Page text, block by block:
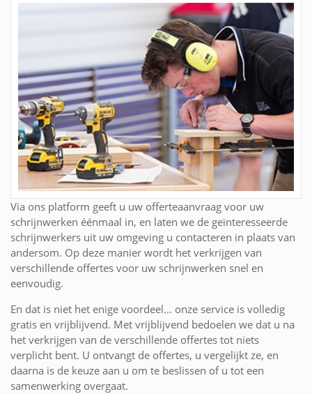
Via ons platform geeft u uw offerteaanvraag voor uw
schrijnwerken éénmaal in, en laten we de geïnteresseerde
schrijnwerkers uit uw omgeving u contacteren in plaats van
andersom. Op deze manier wordt het verkrijgen van
verschillende offertes voor uw schrijnwerken snel en
eenvoudig.
En dat is niet het enige voordeel... onze service is volledig
gratis en vrijblijvend. Met vrijblijvend bedoelen we dat u na
het verkrijgen van de verschillende offertes tot niets
verplicht bent. U ontvangt de offertes, u vergelijkt ze, en
daarna is de keuze aan u om te beslissen of u tot een
samenwerking overgaat.